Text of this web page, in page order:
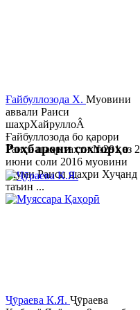
Ғайбуллозода Х. Муовини
аввали Раиси
шаҳрХайруллоÂ
Ғайбуллозода бо қарори
Раиси шаҳр таҳти №281 аз 2
июни соли 2016 муовини
якуми Раиси шаҳри Хуҷанд
таъин ...
Роҳбарони сохторҳо
Ҷӯраева К.Я. Ҷӯраева